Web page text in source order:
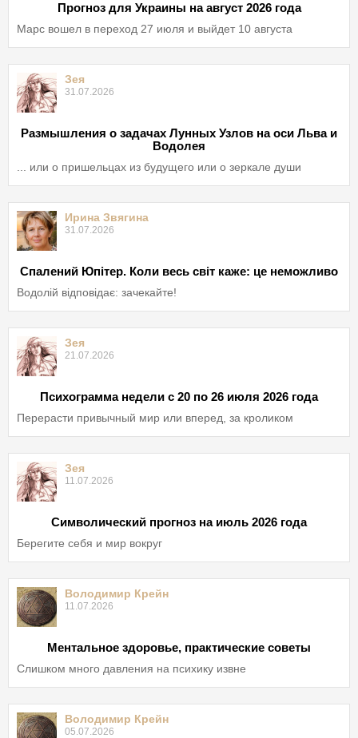
Прогноз для Украины на август 2026 года
Марс вошел в переход 27 июля и выйдет 10 августа
Зея
31.07.2026
Размышления о задачах Лунных Узлов на оси Льва и
Водолея
... или о пришельцах из будущего или о зеркале души
Ирина Звягина
31.07.2026
Спалений Юпітер. Коли весь світ каже: це неможливо
Водолій відповідає: зачекайте!
Зея
21.07.2026
Психограмма недели с 20 по 26 июля 2026 года
Перерасти привычный мир или вперед, за кроликом
Зея
11.07.2026
Символический прогноз на июль 2026 года
Берегите себя и мир вокруг
Володимир Крейн
11.07.2026
Ментальное здоровье, практические советы
Слишком много давления на психику извне
Володимир Крейн
05.07.2026